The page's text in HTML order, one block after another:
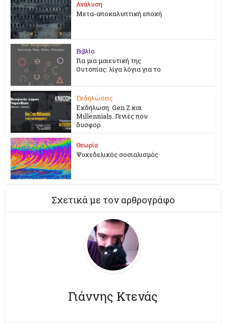
Ανάλυση
Μετα-αποκαλυπτική εποχή
Βιβλίο
Για μια μαιευτική της
Ουτοπίας: λίγα λόγια για το
Εκδηλώσεις
Εκδήλωση: Gen Z και
Millennials. Γενιές που
δυσφορ
Θεωρία
Ψυχεδελικός σοσιαλισμός
Σχετικά με τον αρθρογράφο
Γιάννης Κτενάς